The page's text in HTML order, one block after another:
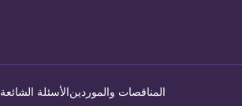
المناقصات والموردينالأسئلة الشائعة